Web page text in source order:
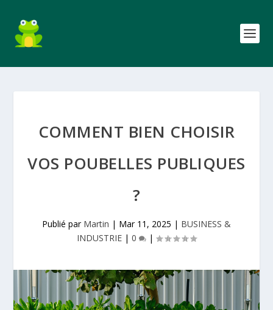
COMMENT BIEN CHOISIR
VOS POUBELLES PUBLIQUES
?
Publié par Martin | Mar 11, 2025 | BUSINESS &
INDUSTRIE | 0 |